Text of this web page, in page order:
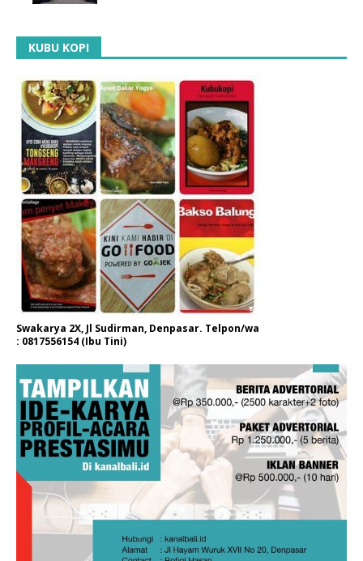
KUBU KOPI
Swakarya 2X, Jl Sudirman, Denpasar. Telpon/wa
: 0817556154 (Ibu Tini)